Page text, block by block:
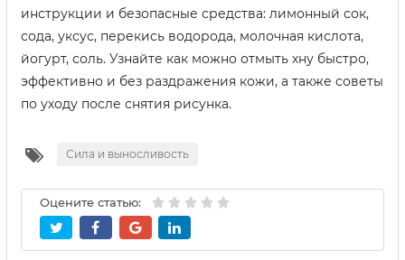
инструкции и безопасные средства: лимонный сок,
сода, уксус, перекись водорода, молочная кислота,
йогурт, соль. Узнайте как можно отмыть хну быстро,
эффективно и без раздражения кожи, а также советы
по уходу после снятия рисунка.
Сила и выносливость
Оцените статью: